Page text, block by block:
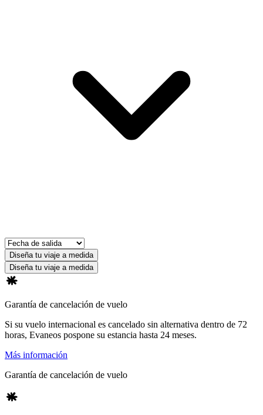
Diseña tu viaje a medida
Diseña tu viaje a medida
Garantía de cancelación de vuelo
Si su vuelo internacional es cancelado sin alternativa dentro de 72
horas, Evaneos pospone su estancia hasta 24 meses.
Más información
Garantía de cancelación de vuelo